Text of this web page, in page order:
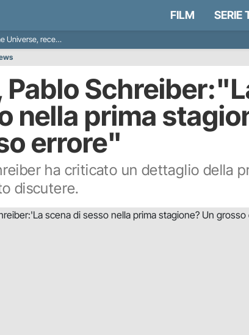
FILM SERIE
recensione
Pablo
nella prima
errore"
ha criticato un dettaglio della
discutere.